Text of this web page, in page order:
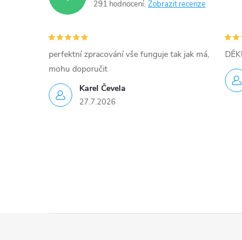
k
y
v
u
291 hodnocení Zobrazit recenze
Karel Čevela
27.7.2026
perfektní zpracování vše funguje tak jak má,
mohu doporučit